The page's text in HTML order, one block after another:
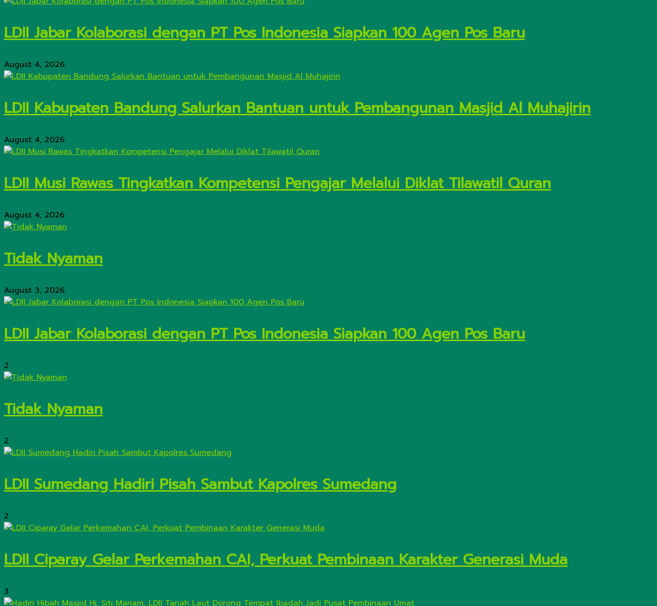
LDII Jabar Kolaborasi dengan PT Pos Indonesia Siapkan 100 Agen Pos Baru
August 4, 2026
LDII Kabupaten Bandung Salurkan Bantuan untuk Pembangunan Masjid Al Muhajirin
August 4, 2026
LDII Musi Rawas Tingkatkan Kompetensi Pengajar Melalui Diklat Tilawatil Quran
August 4, 2026
Tidak Nyaman
August 3, 2026
LDII Jabar Kolaborasi dengan PT Pos Indonesia Siapkan 100 Agen Pos Baru
2
Tidak Nyaman
2
LDII Sumedang Hadiri Pisah Sambut Kapolres Sumedang
2
LDII Ciparay Gelar Perkemahan CAI, Perkuat Pembinaan Karakter Generasi Muda
3